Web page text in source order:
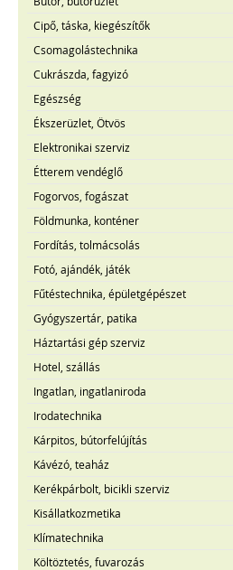
Cipő, táska, kiegészítők
Csomagolástechnika
Cukrászda, fagyizó
Egészség
Ékszerüzlet, Ötvös
Elektronikai szerviz
Étterem vendéglő
Fogorvos, fogászat
Földmunka, konténer
Fordítás, tolmácsolás
Fotó, ajándék, játék
Fűtéstechnika, épületgépészet
Gyógyszertár, patika
Háztartási gép szerviz
Hotel, szállás
Ingatlan, ingatlaniroda
Irodatechnika
Kárpitos, bútorfelújítás
Kávézó, teaház
Kerékpárbolt, bicikli szerviz
Kisállatkozmetika
Klímatechnika
Költöztetés, fuvarozás